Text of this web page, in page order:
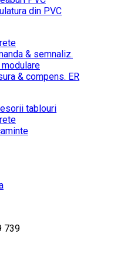
din PVC
& semnaliz.
modulare
& compens. ER
tablouri
739